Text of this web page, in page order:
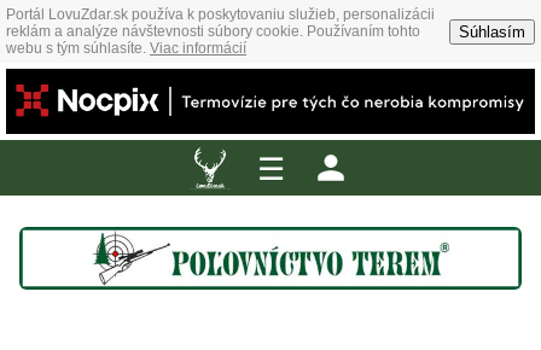
Portál LovuZdar.sk používa k poskytovaniu služieb, personalizácii
reklám a analýze návštevnosti súbory cookie. Používaním tohto
webu s tým súhlasíte. Viac informácií
Súhlasím
☰